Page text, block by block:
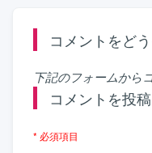
コメントをど
下記のフォームから
コメントを投稿
* 必須項目